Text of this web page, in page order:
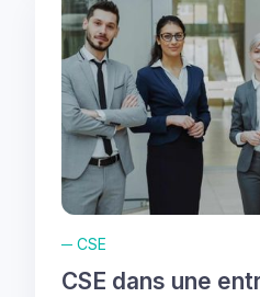
─ CSE
CSE dans une